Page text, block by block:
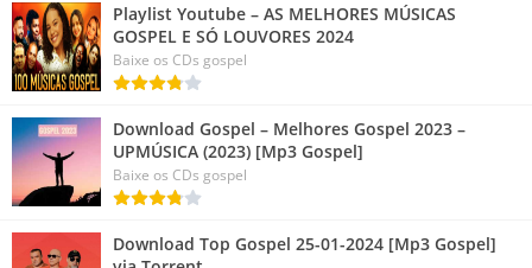
Playlist Youtube – AS MELHORES MÚSICAS
GOSPEL E SÓ LOUVORES 2024
Baixe os CDs gospel
Download Gospel – Melhores Gospel 2023 –
UPMÚSICA (2023) [Mp3 Gospel]
Baixe os CDs gospel
Download Top Gospel 25-01-2024 [Mp3 Gospel]